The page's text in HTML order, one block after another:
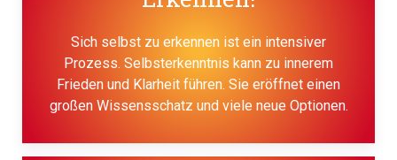
Sich selbst zu erkennen ist ein intensiver
Prozess. Selbsterkenntnis kann zu innerem
Frieden und Klarheit führen. Sie eröffnet einen
großen Wissensschatz und viele neue Optionen.